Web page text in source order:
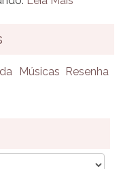
Músicas Resenha